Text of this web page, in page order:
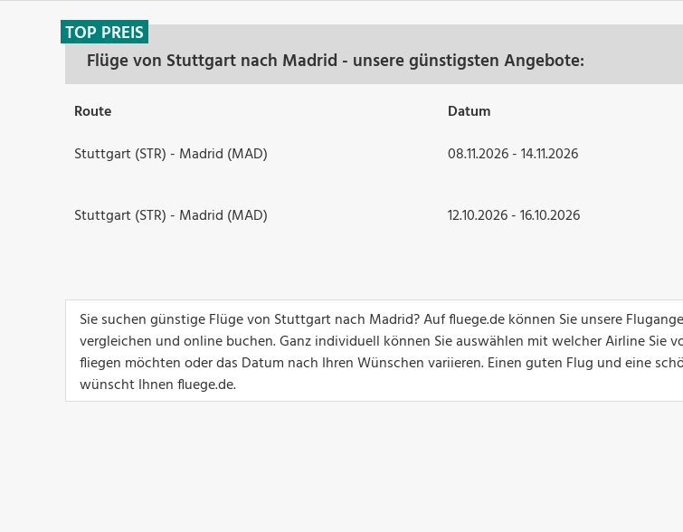
Flüge von Stuttgart nach Madrid - unsere günstigsten Angebote:
TOP PREIS
Route Datum
Stuttgart (STR) - Madrid (MAD)
08.11.2026 - 14.11.2026
Stuttgart (STR) - Madrid (MAD) 12.10.2026 - 16.10.2026
Sie suchen günstige Flüge von Stuttgart nach Madrid? Auf fluege.de können Sie unsere
vergleichen und online buchen. Ganz individuell können Sie auswählen mit welcher Airline Sie
fliegen möchten oder das Datum nach Ihren Wünschen variieren. Einen guten Flug und eine
wünscht Ihnen fluege.de.